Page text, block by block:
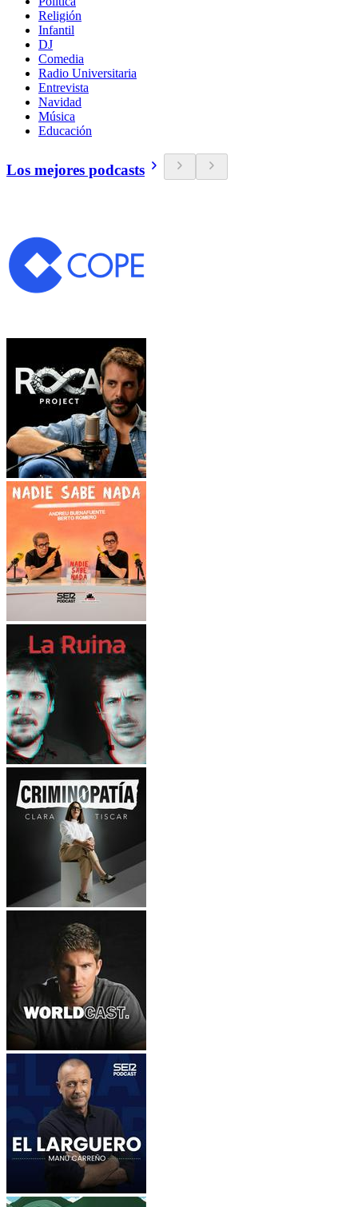
Religión
Infantil
DJ
Comedia
Radio Universitaria
Entrevista
Navidad
Música
Educación
Los mejores podcasts